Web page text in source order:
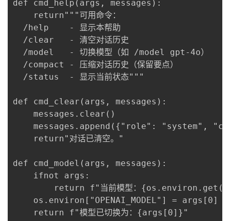
def cmd_help(args, messages):
return"""可用命令：
/help    - 显示本帮助
/clear   - 清空对话历史
/model   - 切换模型（如 /model gpt-4o）
/compact - 压缩对话历史（保留要点）
/status  - 显示当前状态"""
def cmd_clear(args, messages):
messages.clear()
messages.append({"role": "system",
return"对话已清空。"
def cmd_model(args, messages):
ifnot args:
return f"当前模型：
os.environ["OPENAI_MODEL"] = args[0]
return f"模型已切换为：{args[0]}"